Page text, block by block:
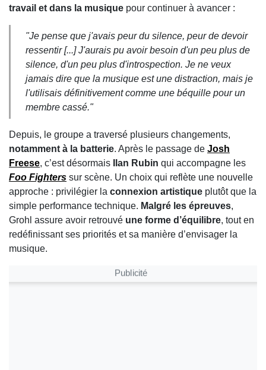
travail et dans la musique pour continuer à avancer :
"Je pense que j'avais peur du silence, peur de devoir
ressentir [...]J'aurais pu avoir besoin d'un peu plus de
silence, d'un peu plus d'introspection. Je ne veux
jamais dire que la musique est une distraction, mais je
l'utilisais définitivement comme une béquille pour un
membre cassé."
Depuis, le groupe a traversé plusieurs changements,
notamment à la batterie. Après le passage de Josh
Freese, c’est désormais Ilan Rubin qui accompagne les
Foo Fighters sur scène. Un choix qui reflète une nouvelle
approche : privilégier la connexion artistique plutôt que la
simple performance technique. Malgré les épreuves,
Grohl assure avoir retrouvé une forme d’équilibre, tout en
redéfinissant ses priorités et sa manière d’envisager la
musique.
Publicité